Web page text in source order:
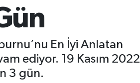
En İyi Anlatan
ediyor. 19 Kasım 2022
3 gün.